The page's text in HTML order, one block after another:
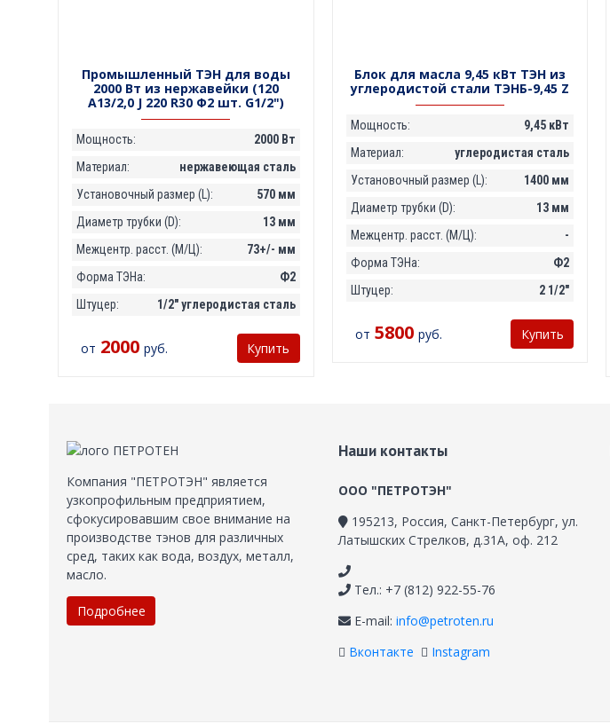
Промышленный ТЭН для воды
2000 Вт из нержавейки (120
А13/2,0 J 220 R30 Ф2 шт. G1/2")
Мощность:
2000 Вт
Материал:
нержавеющая сталь
Установочный размер (L):
570 мм
Диаметр трубки (D):
13 мм
Межцентр. расст. (М/Ц):
73+/- мм
Форма ТЭНа:
Ф2
Штуцер:
1/2" углеродистая сталь
от 2000 руб. Купить
Блок для масла 9,45 кВт ТЭН из
углеродистой стали ТЭНБ-9,45 Z
Мощность:
9,45 кВт
Материал:
углеродистая сталь
Установочный размер (L):
1400 мм
Диаметр трубки (D):
13 мм
Межцентр. расст. (М/Ц):
-
Форма ТЭНа:
Ф2
Штуцер:
2 1/2"
от 5800 руб. Купить
Компания "ПЕТРОТЭН" является
узкопрофильным предприятием,
сфокусировавшим свое внимание на
производстве тэнов для различных
сред, таких как вода, воздух, металл,
масло.
Подробнее
Наши контакты
ООО "ПЕТРОТЭН"
195213, Россия, Санкт-Петербург, ул.
Латышских Стрелков, д.31А, оф. 212
Тел.: +7 (812) 922-55-76
E-mail: info@petroten.ru
Вконтакте
Instagram